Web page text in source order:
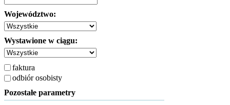
Województwo:
Wystawione w ciągu:
faktura
odbiór osobisty
Pozostałe parametry